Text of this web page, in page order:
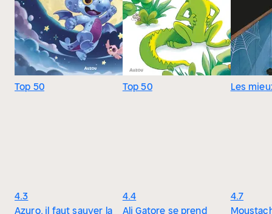
Top 50
4.3
Azuro, il faut sauver la
Top 50
4.4
Ali Gatore se prend
Les
4.7